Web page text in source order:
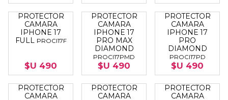
PROTECTOR
CAMARA
IPHONE 17
FULL PROCI17F
$U 490
PROTECTOR
CAMARA
IPHONE 17
PRO MAX
DIAMOND
PROCI17PMD
$U 490
PROTECTOR
CAMARA
IPHONE 17
PRO
DIAMOND
PROCI17PD
$U 490
PROTECTOR
CAMARA
PROTECTOR
CAMARA
PROTECTOR
CAMARA